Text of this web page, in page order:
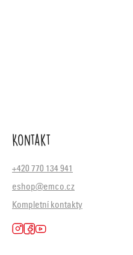
Kontakt
+420 770 134 941
eshop@emco.cz
Kompletní kontakty